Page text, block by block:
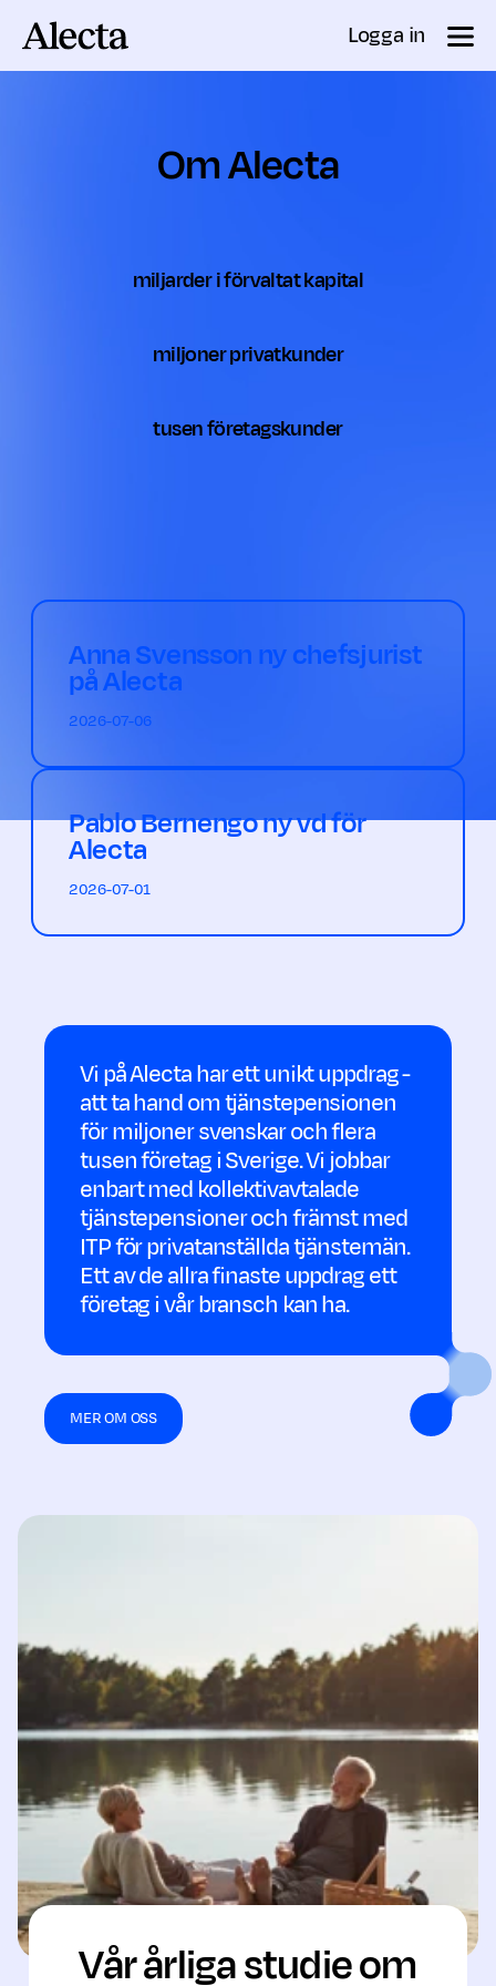
Logga in
Om Alecta
miljarder i förvaltat kapital
miljoner privatkunder
tusen företagskunder
Anna Svensson ny chefsjurist
på Alecta
2026-07-06
Pablo Bernengo ny vd för
Alecta
2026-07-01
Vi på Alecta har ett unikt uppdrag -
att ta hand om tjänste­pensionen
för miljon­er svenskar och flera
tusen företag i Sverige. Vi jobbar
enbart med kollektiv­avtalade
tjänste­pensioner och främst med
ITP för privat­anställda tjänstemän.
Ett av de allra finaste upp­drag ett
företag i vår bransch kan ha.
MER OM OSS
Vår årliga studie om